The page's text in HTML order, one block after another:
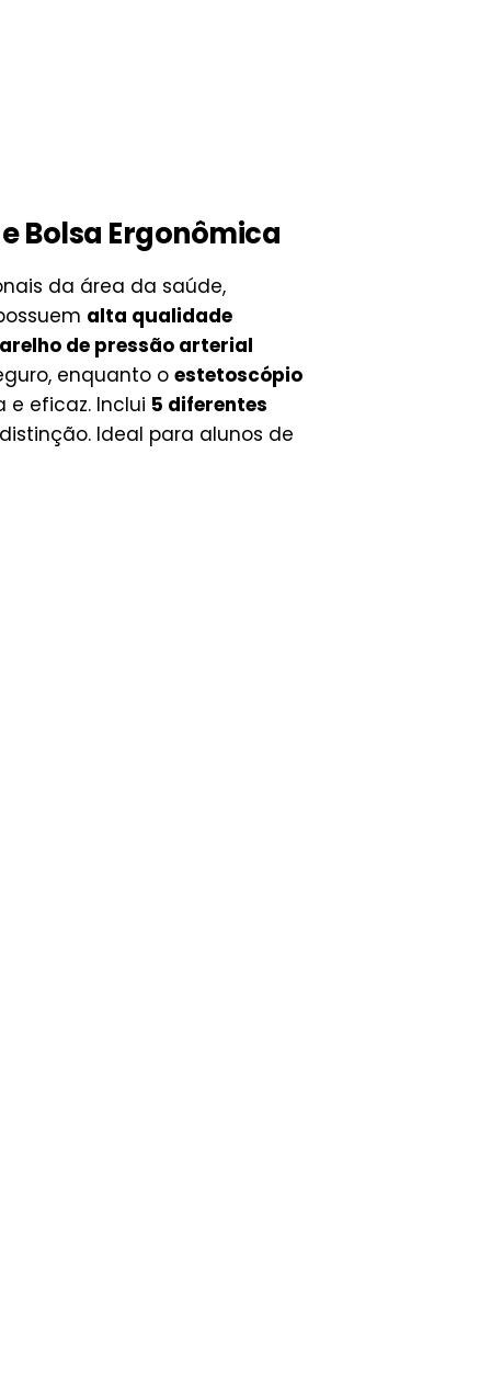
Bolsa Ergonômica
da área da saúde,
alta qualidade
de pressão arterial
enquanto o estetoscópio
eficaz. Inclui 5 diferentes
Ideal para alunos de